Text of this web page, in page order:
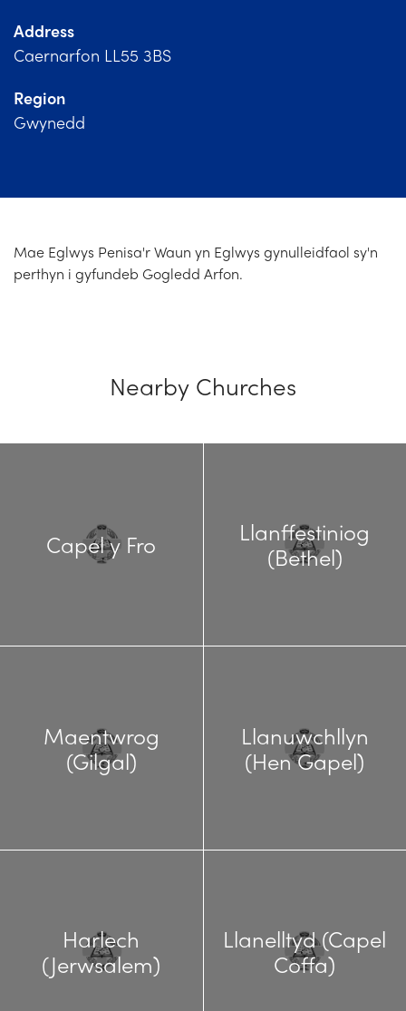
Address
Caernarfon LL55 3BS
Region
Gwynedd
Mae Eglwys Penisa'r Waun yn Eglwys gynulleidfaol sy'n
perthyn i gyfundeb Gogledd Arfon.
Nearby Churches
Capel y Fro
Llanffestiniog
(Bethel)
Maentwrog
(Gilgal)
Llanuwchllyn
(Hen Gapel)
Harlech
(Jerwsalem)
Llanelltyd (Capel
Coffa)